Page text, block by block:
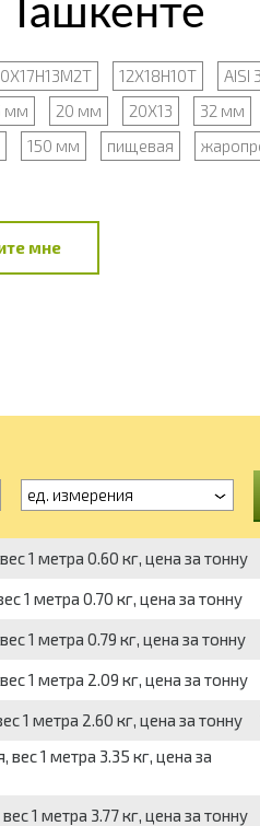
12Х18Н10Т
AISI
мм 20 мм 20Х13 32 мм
150 мм пищевая
мне
ед. измерения
1 метра 0.60 кг, цена за тонну
1 метра 0.70 кг, цена за тонну
1 метра 0.79 кг, цена за тонну
1 метра 2.09 кг, цена за тонну
1 метра 2.60 кг, цена за тонну
1 метра 3.35 кг, цена за
1 метра 3.77 кг, цена за тонну